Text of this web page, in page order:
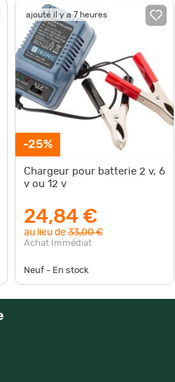
ajouté il y a 7 heures
-25%
Chargeur pour batterie 2 v, 6
v ou 12 v
24,84 €
au lieu de33,00 €
Achat Immédiat
Neuf - En stock